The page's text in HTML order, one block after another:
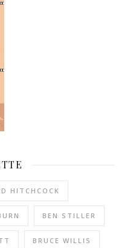
HITCHCOCK
BEN STILLER
BRUCE WILLIS